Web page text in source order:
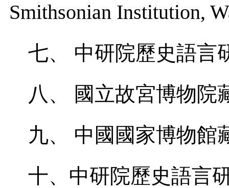
Smithsonian Institution,
七、
中研院歷史語言
八、
國立故宮博物院
九、
中國國家博物館
十、中研院歷史語言